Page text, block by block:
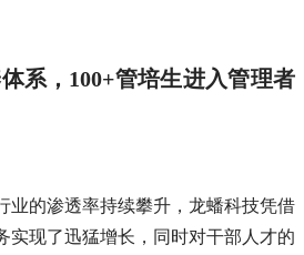
系，100+管培生进入管理者
业的渗透率持续攀升，龙蟠科技凭借
实现了迅猛增长，同时对干部人才的